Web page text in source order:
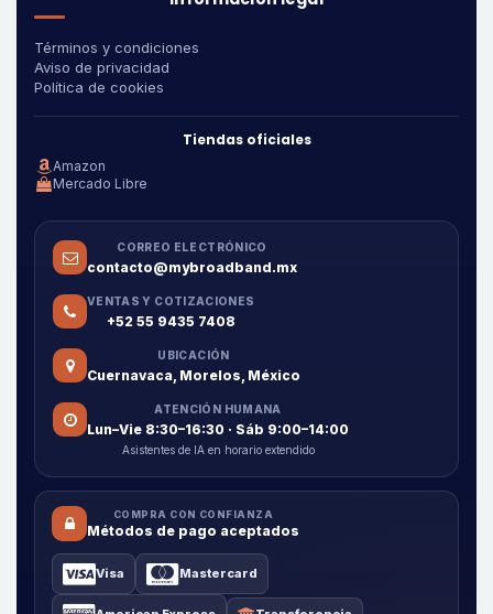
Términos y condiciones
Aviso de privacidad
Política de cookies
Tiendas oficiales
Amazon
Mercado Libre
CORREO ELECTRÓNICO
contacto@mybroadband.mx
VENTAS Y COTIZACIONES
+52 55 9435 7408
UBICACIÓN
Cuernavaca, Morelos, México
ATENCIÓN HUMANA
Lun–Vie 8:30–16:30 · Sáb 9:00–14:00
Asistentes de IA en horario extendido
COMPRA CON CONFIANZA
Métodos de pago aceptados
Visa Mastercard